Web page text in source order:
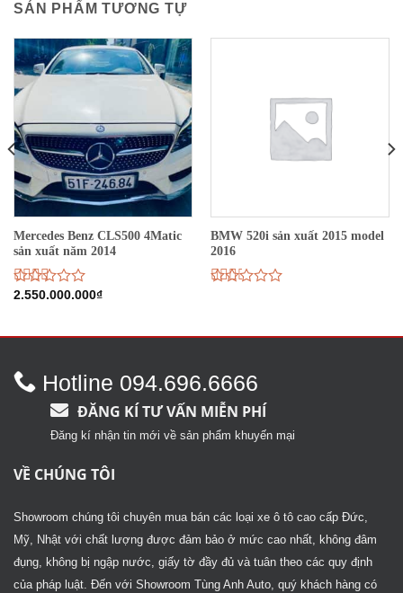
SẢN PHẨM TƯƠNG TỰ
Mercedes Benz CLS500 4Matic
sản xuất năm 2014
Được
2.39
sao
2.550.000.000₫
BMW 520i sản xuất 2015 model
2016
2.19
Hotline 094.696.6666
ĐĂNG KÍ TƯ VẤN MIỄN PHÍ
Đăng kí nhận tin mới về sản phẩm khuyến mại
VỀ CHÚNG TÔI
Showroom chúng tôi chuyên mua bán các loại xe ô tô cao cấp Đức,
Mỹ, Nhật với chất lượng được đảm bảo ở mức cao nhất, không đâm
đụng, không bị ngập nước, giấy tờ đầy đủ và tuân theo các quy định
của pháp luật. Đến với Showroom Tùng Anh Auto, quý khách hàng có